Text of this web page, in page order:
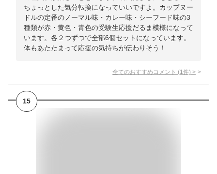
ちょっとした気分転換になっていいですよ。カップヌー
ドルの定番のノーマル味・カレー味・シーフード味の3
種類が赤・黄色・青色の受験生応援だるま模様になって
います。各２つずつで全部6個セットになっています。
体もあたたまって応援の気持ちが伝わりそう！
全てのおすすめコメント (1 件) >
15